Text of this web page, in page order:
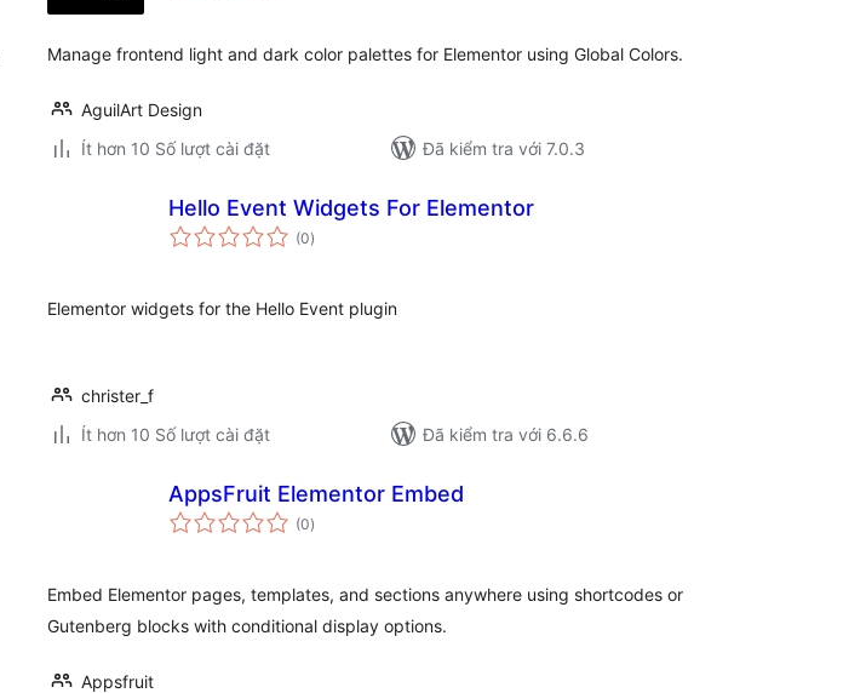
Manage frontend light and dark color palettes for Elementor using Global Colors.
AguilArt Design
Ít hơn 10 Số lượt cài đặt
Đã kiểm tra với 7.0.3
Hello Event Widgets For Elementor
(0tổng
đánh
)
Elementor widgets for the Hello Event plugin
christer_f
Ít hơn 10 Số lượt cài đặt
Đã kiểm tra với 6.6.6
AppsFruit Elementor Embed
(0tổng
đánh
)
Embed Elementor pages, templates, and sections anywhere using shortcodes or
Gutenberg blocks with conditional display options.
Appsfruit